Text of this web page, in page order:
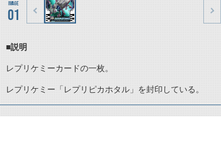
01
■説明
レプリケミーカードの一枚。
レプリケミー「レプリピカホタル」を封印している。